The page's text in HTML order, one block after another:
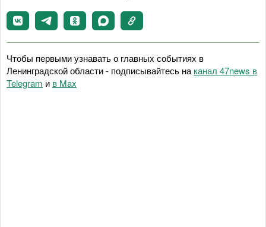
Чтобы первыми узнавать о главных событиях в
Ленинградской области - подписывайтесь на канал 47news в
Telegram и в Maх